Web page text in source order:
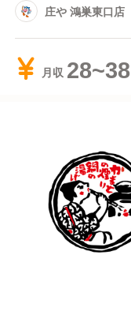
庄や 鴻巣東口店
月収 28~38